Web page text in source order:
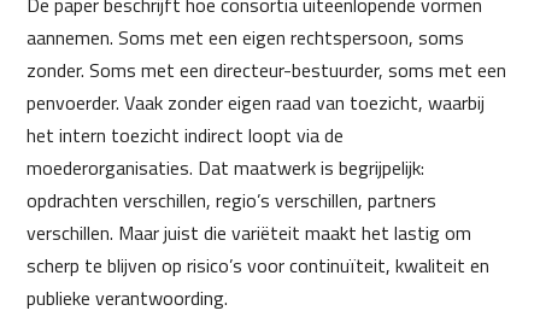
aannemen. Soms met een eigen rechtspersoon, soms
zonder. Soms met een directeur-bestuurder, soms met een
penvoerder. Vaak zonder eigen raad van toezicht, waarbij
het intern toezicht indirect loopt via de
moederorganisaties. Dat maatwerk is begrijpelijk:
opdrachten verschillen, regio’s verschillen, partners
verschillen. Maar juist die variëteit maakt het lastig om
scherp te blijven op risico’s voor continuïteit, kwaliteit en
publieke verantwoording.